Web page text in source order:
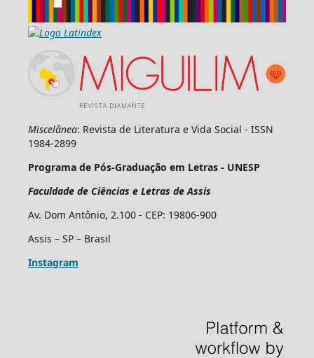
Miscelânea: Revista de Literatura e Vida Social - ISSN
1984-2899
Programa de Pós-Graduação em Letras - UNESP
Faculdade de Ciências e Letras de Assis
Av. Dom Antônio, 2.100 - CEP: 19806-900
Assis – SP – Brasil
Instagram